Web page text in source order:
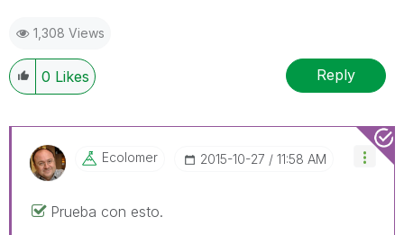
1,308 Views
0 Likes Reply
Ecolomer ‎2015-10-27 11:58 AM
Prueba con esto.